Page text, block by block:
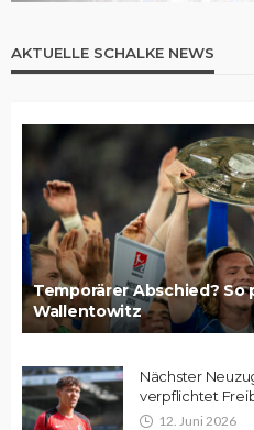
AKTUELLE SCHALKE NEWS
Temporärer Abschied? So
Wallentowitz
Nächster
verpflichtet
12. Juni 2026